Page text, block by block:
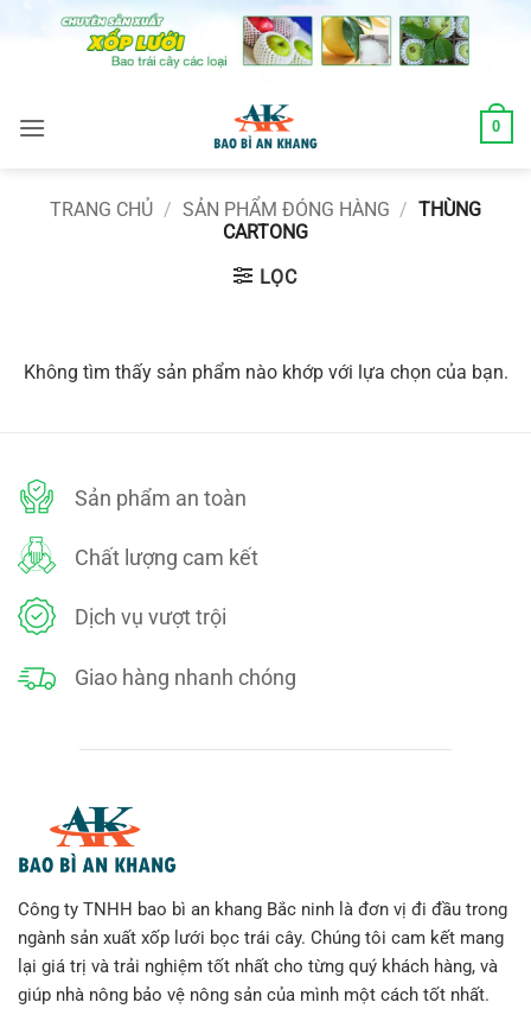
0
TRANG CHỦ / SẢN PHẨM ĐÓNG HÀNG / THÙNG
CARTONG
LỌC
Không tìm thấy sản phẩm nào khớp với lựa chọn của bạn.
Sản phẩm an toàn
Chất lượng cam kết
Dịch vụ vượt trội
Giao hàng nhanh chóng
Công ty TNHH bao bì an khang Bắc ninh là đơn vị đi đầu trong
ngành sản xuất xốp lưới bọc trái cây. Chúng tôi cam kết mang
lại giá trị và trải nghiệm tốt nhất cho từng quý khách hàng, và
giúp nhà nông bảo vệ nông sản của mình một cách tốt nhất.